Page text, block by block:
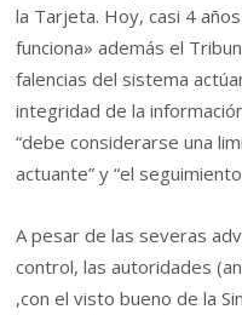
la Tarjeta. Hoy, casi 4
funciona» además el
falencias del sistema
integridad de la
“debe considerarse una
actuante” y “el
A pesar de las severas
control, las autoridades
,con el visto bueno de la